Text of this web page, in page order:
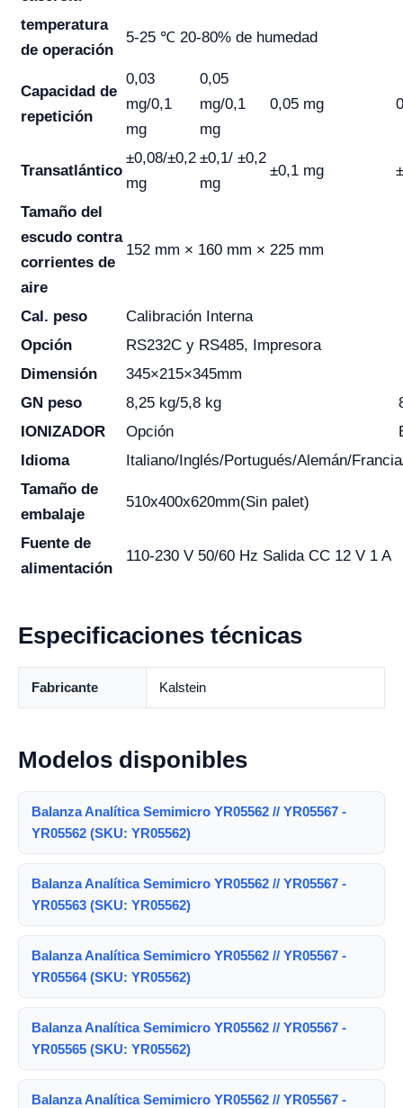
temperatura
de operación
5-25 ℃ 20-80% de humedad
Capacidad de
repetición
0,03
mg/0,1
mg
0,05
mg/0,1
mg
0,05 mg
Transatlántico
±0,08/±0,2
mg
±0,1/ ±0,2
mg
±0,1 mg
Tamaño del
escudo contra
corrientes de
aire
152 mm × 160 mm × 225 mm
Cal. peso
Calibración Interna
Opción
RS232C y RS485, Impresora
Dimensión
345×215×345mm
GN peso
8,25 kg/5,8 kg
IONIZADOR
Opción
Idioma
Italiano/Inglés/Portugués/Alemán/
Tamaño de
embalaje
510x400x620mm(Sin palet)
Fuente de
alimentación
110-230 V 50/60 Hz Salida CC 12 V 1 A
Especificaciones técnicas
Fabricante Kalstein
Modelos disponibles
Balanza Analítica Semimicro YR05562 // YR05567 -
YR05562 (SKU: YR05562)
Balanza Analítica Semimicro YR05562 // YR05567 -
YR05563 (SKU: YR05562)
Balanza Analítica Semimicro YR05562 // YR05567 -
YR05564 (SKU: YR05562)
Balanza Analítica Semimicro YR05562 // YR05567 -
YR05565 (SKU: YR05562)
Balanza Analítica Semimicro YR05562 // YR05567 -